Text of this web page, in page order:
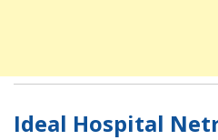
Ideal Hospital